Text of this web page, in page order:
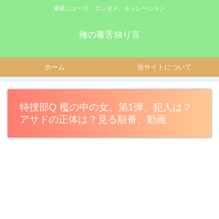
最新ニュース、エンタメ、キュレーション
俺の毒舌独り言
ホーム 当サイトについて
特捜部Q 檻の中の女、第1弾、犯人は？
アサドの正体は？見る順番、動画